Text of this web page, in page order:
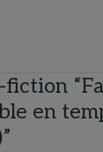
fiction
en